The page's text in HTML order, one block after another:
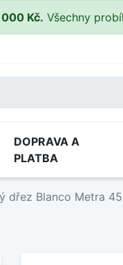
Kč. Všechny
DOPRAVA A
PLATBA
dřez Blanco Metra